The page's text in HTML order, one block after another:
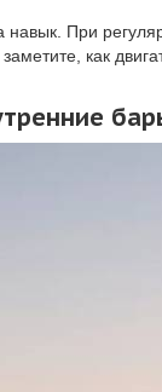
навык. При
как